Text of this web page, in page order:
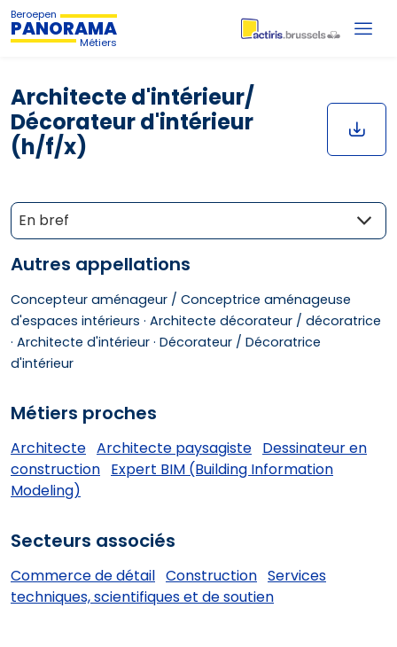
Beroepen
PANORAMA
Métiers
Architecte d'intérieur/
Décorateur d'intérieur
(h/f/x)
En bref
Autres appellations
Concepteur aménageur / Conceptrice aménageuse
d'espaces intérieurs · Architecte décorateur / décoratrice
· Architecte d'intérieur · Décorateur / Décoratrice
d'intérieur
Métiers proches
Architecte Architecte paysagiste Dessinateur en
construction Expert BIM (Building Information
Modeling)
Secteurs associés
Commerce de détail Construction Services
techniques, scientifiques et de soutien